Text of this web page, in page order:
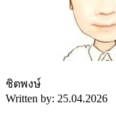
ชิตพงษ์
Written by: 25.04.2026